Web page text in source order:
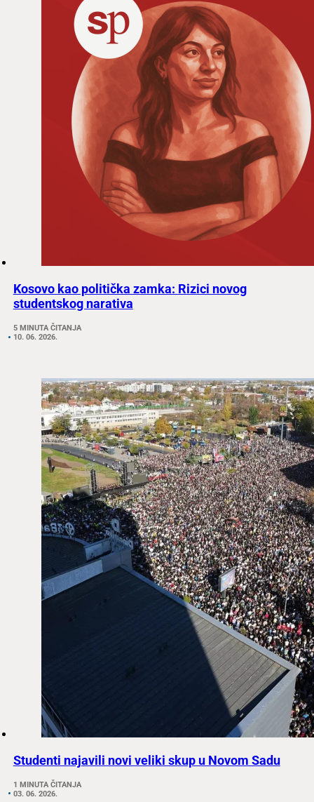
Kosovo kao politička zamka: Rizici novog
studentskog narativa
5 MINUTA ČITANJA
10. 06. 2026.
Studenti najavili novi veliki skup u Novom Sadu
1 MINUTA ČITANJA
03. 06. 2026.